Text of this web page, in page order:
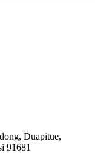
Duapitue,
91681